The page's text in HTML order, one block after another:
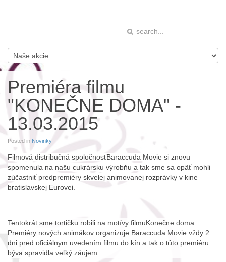
Premiéra filmu
"KONEČNE DOMA" -
13.03.2015
Posted in Novinky
Filmová distribučná spoločnosťBaraccuda Movie si znovu
spomenula na našu cukrársku výrobňu a tak sme sa opäť mohli
zúčastniť predpremiéry skvelej animovanej rozprávky v kine
bratislavskej Eurovei.
Tentokrát sme tortičku robili na motívy filmuKonečne doma.
Premiéry nových animákov organizuje Baraccuda Movie vždy 2
dni pred oficiálnym uvedením filmu do kín a tak o túto premiéru
býva spravidla veľký záujem.